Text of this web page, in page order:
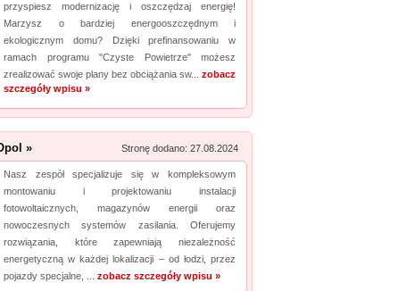
przyspiesz modernizację i oszczędzaj energię!
Marzysz o bardziej energooszczędnym i
ekologicznym domu? Dzięki prefinansowaniu w
ramach programu "Czyste Powietrze" możesz
zrealizować swoje plany bez obciążania sw... zobacz
szczegóły wpisu »
» Stronę dodano: 27.08.2024
Nasz zespół specjalizuje się w kompleksowym
montowaniu i projektowaniu instalacji
fotowoltaicznych, magazynów energii oraz
nowoczesnych systemów zasilania. Oferujemy
rozwiązania, które zapewniają niezależność
energetyczną w każdej lokalizacji – od łodzi, przez
pojazdy specjalne, ... zobacz szczegóły wpisu »